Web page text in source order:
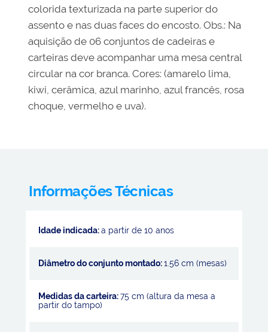
colorida texturizada na parte superior do
assento e nas duas faces do encosto. Obs.: Na
aquisição de 06 conjuntos de cadeiras e
carteiras deve acompanhar uma mesa central
circular na cor branca. Cores: (amarelo lima,
kiwi, cerâmica, azul marinho, azul francês, rosa
choque, vermelho e uva).
Informações Técnicas
Idade indicada:a partir de 10 anos
Diâmetro do conjunto montado:1.56 cm (mesas)
Medidas da carteira:75 cm (altura da mesa a
partir do tampo)